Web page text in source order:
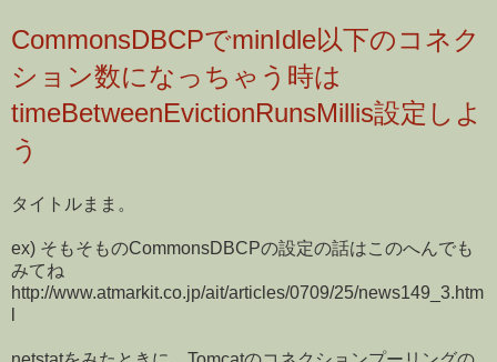
CommonsDBCPでminIdle以下のコネク
ション数になっちゃう時は
timeBetweenEvictionRunsMillis設定しよ
う
タイトルまま。
ex) そもそものCommonsDBCPの設定の話はこのへんでも
みてね
http://www.atmarkit.co.jp/ait/articles/0709/25/news149_3.htm